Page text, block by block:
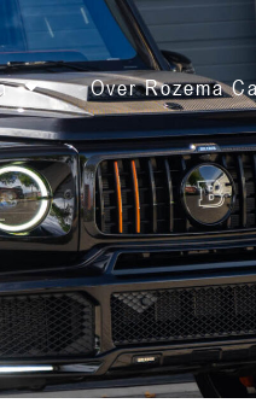
Over Rozema